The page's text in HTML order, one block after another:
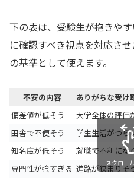
下の表は、受験生が抱きや
に確認すべき視点を対応さ
の基準として使えます。
不安の内容 ありがちな受け
偏差値が低そう
大学全体の評価
田舎で不便そう
学生生活がつら
知名度が低そう
就職で不利にな
専門性が強すぎる 進路が狭まりそ
スクロー